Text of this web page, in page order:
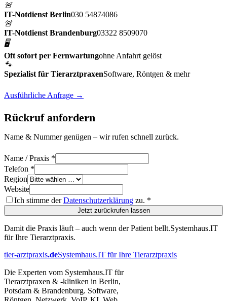
🚨
IT-Notdienst Berlin030 54874086
🚨
IT-Notdienst Brandenburg03322 8509070
🖥️
Oft sofort per Fernwartungohne Anfahrt gelöst
🐾
Spezialist für TierarztpraxenSoftware, Röntgen & mehr
Ausführliche Anfrage →
Rückruf anfordern
Name & Nummer genügen – wir rufen schnell zurück.
Name / Praxis *
Telefon *
Region
Website
Ich stimme derDatenschutzerklärung zu. *
Jetzt zurückrufen lassen
Damit die Praxis läuft – auch wenn der Patient bellt.Systemhaus.IT
für Ihre Tierarztpraxis.
tier-arztpraxis.deSystemhaus.IT für Ihre Tierarztpraxis
Die Experten vom Systemhaus.IT für
Tierarztpraxen & -kliniken in Berlin,
Potsdam & Brandenburg. Software,